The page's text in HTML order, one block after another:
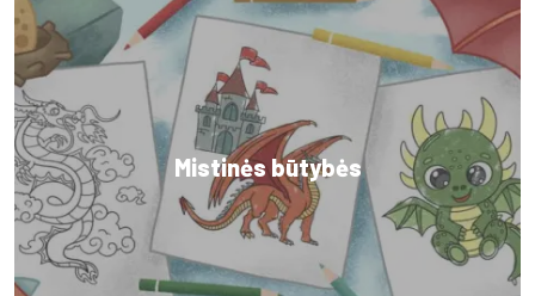
Mistinės būtybės